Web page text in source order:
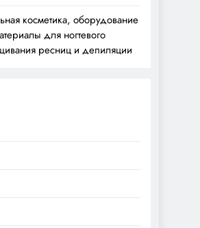
косметика, оборудование
для ногтевого
ресниц и депиляции